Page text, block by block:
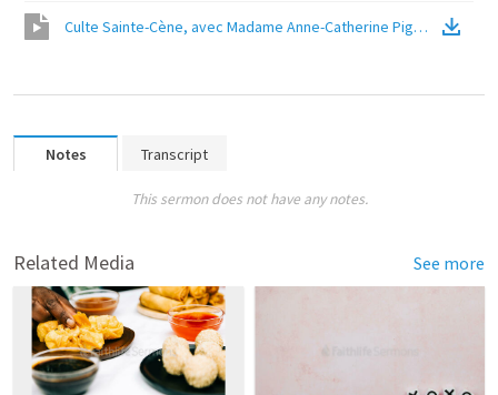
Culte Sainte-Cène, avec Madame Anne-Catherine Piguet (Video
Notes Transcript
This sermon does not have any notes.
Related Media See more